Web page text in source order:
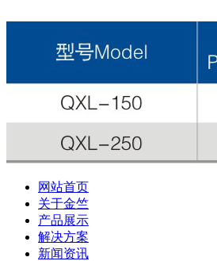
网站首页
关于金竺
产品展示
解决方案
新闻资讯